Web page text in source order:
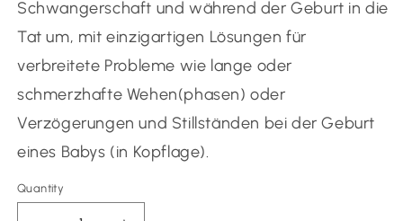
Schwangerschaft und während der Geburt in die
Tat um, mit einzigartigen Lösungen für
verbreitete Probleme wie lange oder
schmerzhafte Wehen(phasen) oder
Verzögerungen und Stillständen bei der Geburt
eines Babys (in Kopflage).
Quantity
Quantity